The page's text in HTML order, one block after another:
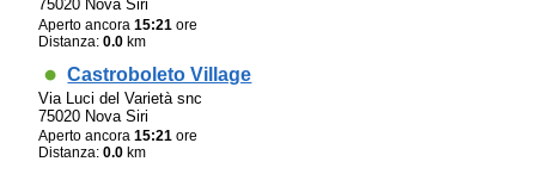
75020 Nova Siri
Aperto ancora15:21 ore
Distanza:0.0 km
Castroboleto Village
Via Luci del Varietà snc
75020 Nova Siri
Aperto ancora15:21 ore
Distanza:0.0 km